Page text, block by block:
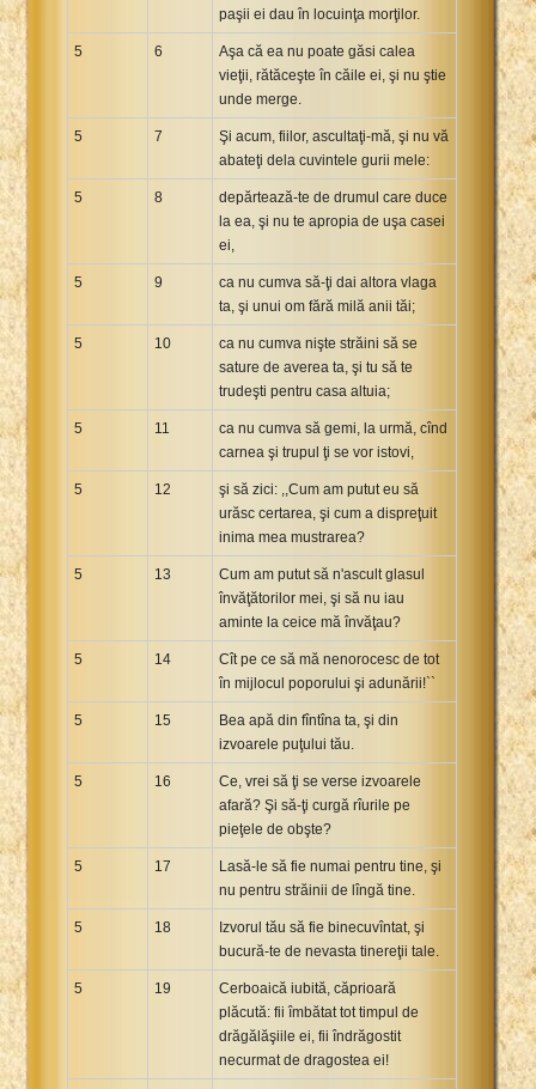
paşii ei dau în locuinţa morţilor.
5 6
Aşa că ea nu poate găsi calea
vieţii, rătăceşte în căile ei, şi nu ştie
unde merge.
5 7
Şi acum, fiilor, ascultaţi-mă, şi nu vă
abateţi dela cuvintele gurii mele:
5 8
depărtează-te de drumul care duce
la ea, şi nu te apropia de uşa casei
ei,
5 9
ca nu cumva să-ţi dai altora vlaga
ta, şi unui om fără milă anii tăi;
5 10
ca nu cumva nişte străini să se
sature de averea ta, şi tu să te
trudeşti pentru casa altuia;
5 11
ca nu cumva să gemi, la urmă, cînd
carnea şi trupul ţi se vor istovi,
5 12
şi să zici: ,,Cum am putut eu să
urăsc certarea, şi cum a dispreţuit
inima mea mustrarea?
5 13
Cum am putut să n'ascult glasul
învăţătorilor mei, şi să nu iau
aminte la ceice mă învăţau?
5 14
Cît pe ce să mă nenorocesc de tot
în mijlocul poporului şi adunării!``
5 15
Bea apă din fîntîna ta, şi din
izvoarele puţului tău.
5 16
Ce, vrei să ţi se verse izvoarele
afară? Şi să-ţi curgă rîurile pe
pieţele de obşte?
5 17
Lasă-le să fie numai pentru tine, şi
nu pentru străinii de lîngă tine.
5 18
Izvorul tău să fie binecuvîntat, şi
bucură-te de nevasta tinereţii tale.
5 19
Cerboaică iubită, căprioară
plăcută: fii îmbătat tot timpul de
drăgălăşiile ei, fii îndrăgostit
necurmat de dragostea ei!